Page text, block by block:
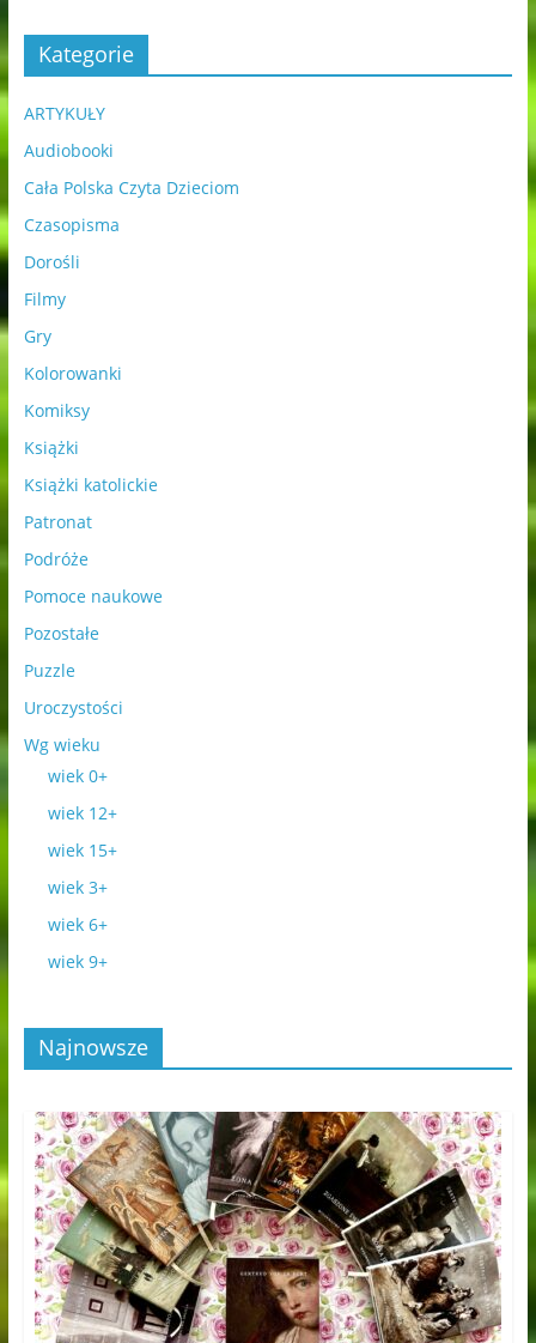
Kategorie
ARTYKUŁY
Audiobooki
Cała Polska Czyta Dzieciom
Czasopisma
Dorośli
Filmy
Gry
Kolorowanki
Komiksy
Książki
Książki katolickie
Patronat
Podróże
Pomoce naukowe
Pozostałe
Puzzle
Uroczystości
Wg wieku
wiek 0+
wiek 12+
wiek 15+
wiek 3+
wiek 6+
wiek 9+
Najnowsze